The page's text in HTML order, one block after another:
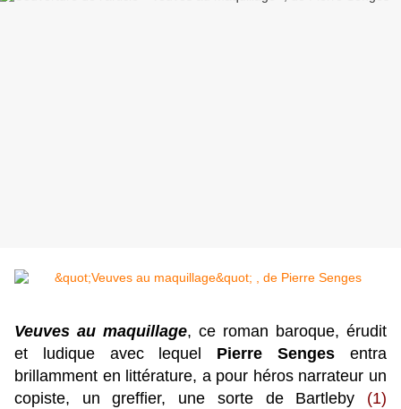
Veuves au maquillage, ce roman baroque, érudit
et ludique avec lequel Pierre Sengesentra
brillamment en littérature, a pour héros narrateur un
copiste, un greffier, une sorte de Bartleby (1)